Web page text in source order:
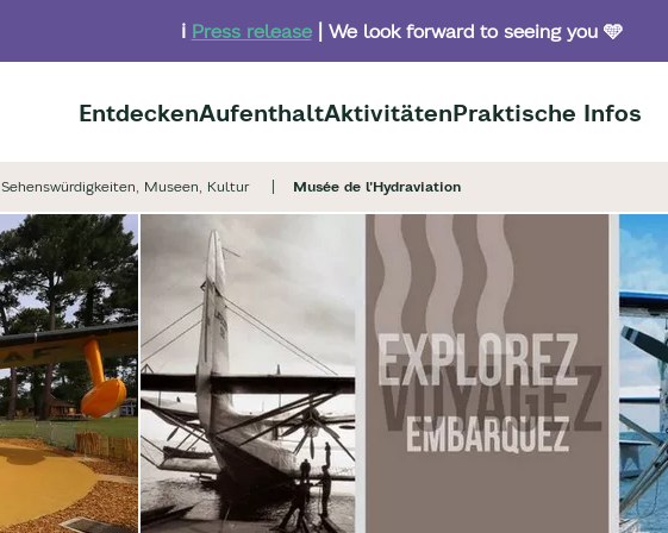
ℹ️ Press release| We look forward to seeing you 🩵
EntdeckenAufenthaltAktivitätenPraktische Infos
Sehenswürdigkeiten, Museen, Kultur Musée de l'Hydraviation